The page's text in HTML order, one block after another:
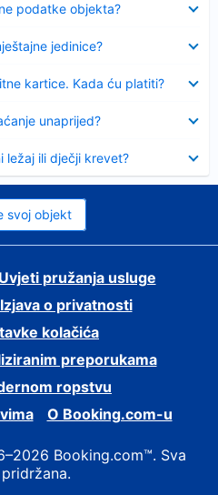
podatke objekta?
jedinice?
kartice. Kada ću platiti?
unaprijed?
ležaj ili dječji krevet?
svoj objekt
Uvjeti pružanja usluge
Izjava o privatnosti
kolačića
preporukama
ropstvu
O Booking.com-u
Booking.com™. Sva